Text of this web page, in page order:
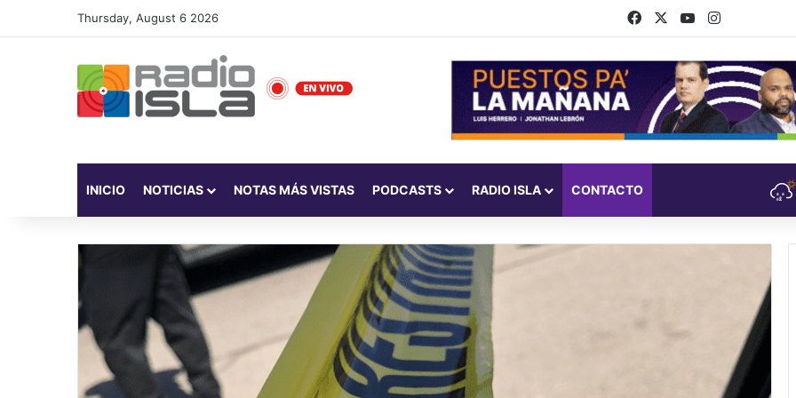
Thursday, August 6 2026 FacebookYouTubeInstagram
INICIO NOTICIAS NOTAS MÁS VISTAS PODCASTS RADIO ISLA CONTACTO